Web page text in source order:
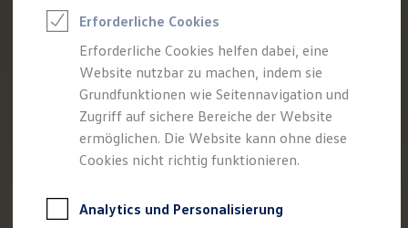
Wir bei Volkswagen
Onboarding und Einarbeitung
Unternehmensbereiche
Standorte
Verhaltensgrundsätze
Karriere Magazin
Talentpool
Deine Bewerbung
Onlinebewerbung: So geht's
Bewerbungstipps
Erforderliche Cookies
Erforderliche Cookies helfen dabei, eine
Website nutzbar zu machen, indem sie
Grundfunktionen wie Seitennavigation und
Zugriff auf sichere Bereiche der Website
ermöglichen. Die Website kann ohne diese
Cookies nicht richtig funktionieren.
Analytics und Personalisierung